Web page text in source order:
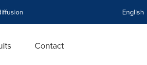
English
Contact